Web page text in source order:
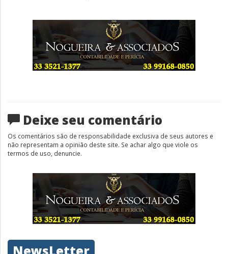
Deixe seu comentário
Os comentários são de responsabilidade exclusiva de seus autores e
não representam a opinião deste site. Se achar algo que viole os
termos de uso, denuncie.
NewsLetter